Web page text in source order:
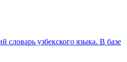
узбекского языка. В базе